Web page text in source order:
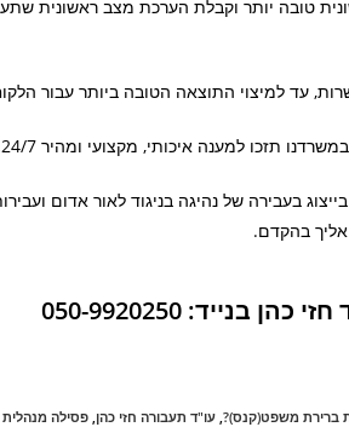
טובה יותר וקבלת הערכת מצב ראשונית
עד למיצוי התוצאה הטובה ביותר עבור
תזכו למענה איכותי, מקצועי ומהיר 24/7.
בעבירה של נהיגה בניגוד לאור אדום
050-9920250
ברירת משפט(קנס)?, עו"ד תעבורה חזי כהן,